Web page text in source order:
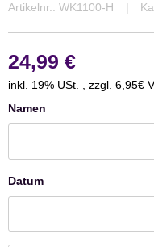
Artikelnr.: WK1100-H
24,99 €
inkl. 19% USt. , zzgl. 6,95€
Namen
Datum